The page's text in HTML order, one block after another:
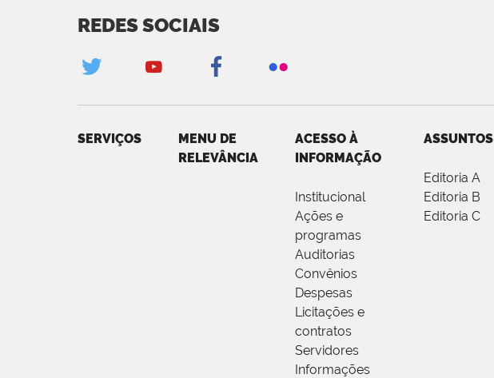
REDES SOCIAIS
SERVIÇOS
MENU DE
RELEVÂNCIA
ACESSO À
INFORMAÇÃO
Institucional
Ações e
programas
Auditorias
Convênios
Despesas
Licitações e
contratos
Servidores
Informações
ASSUNTOS
Editoria A
Editoria B
Editoria C